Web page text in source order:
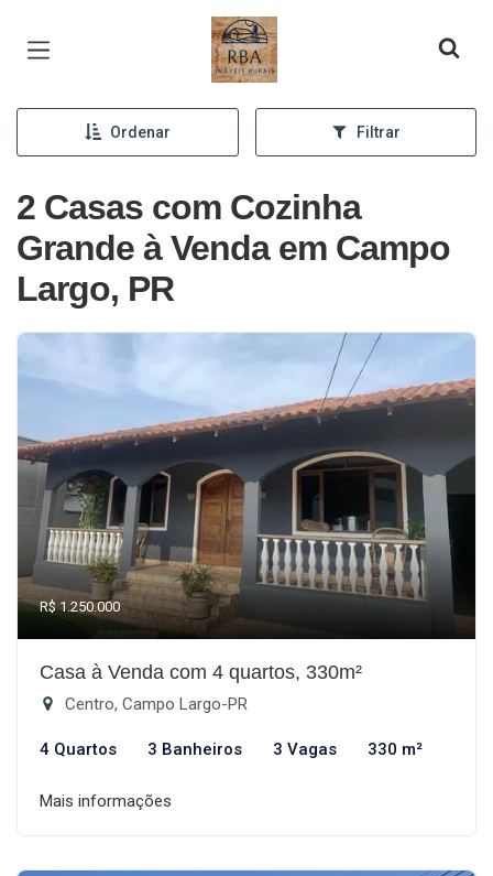
Página inicial
Ordenar Filtrar
2 Casas com Cozinha
Grande à Venda em Campo
Largo, PR
R$ 1.250.000
Casa à Venda com 4 quartos, 330m²
Centro, Campo Largo-PR
4 Quartos 3 Banheiros 3 Vagas 330 m²
Mais informações